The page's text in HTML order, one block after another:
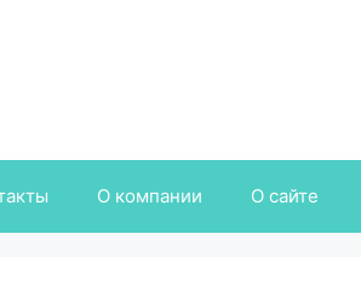
О компании О сайте